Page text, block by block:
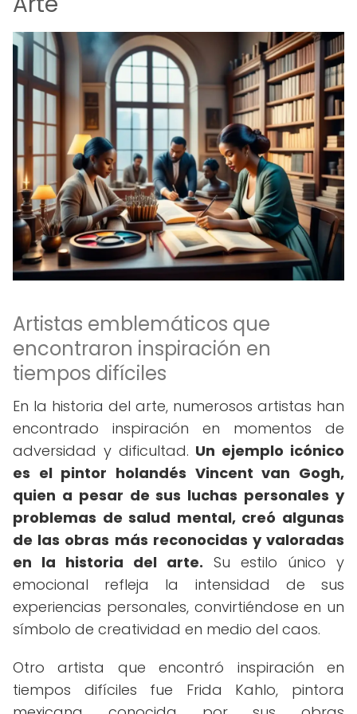
Artistas emblemáticos que
encontraron inspiración en
tiempos difíciles
En la historia del arte, numerosos artistas han
encontrado inspiración en momentos de
adversidad y dificultad. Un ejemplo icónico
es el pintor holandés Vincent van Gogh,
quien a pesar de sus luchas personales y
problemas de salud mental, creó algunas
de las obras más reconocidas y valoradas
en la historia del arte. Su estilo único y
emocional refleja la intensidad de sus
experiencias personales, convirtiéndose en un
símbolo de creatividad en medio del caos.
Otro artista que encontró inspiración en
tiempos difíciles fue Frida Kahlo, pintora